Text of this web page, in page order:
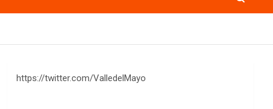
https://twitter.com/ValledelMayo